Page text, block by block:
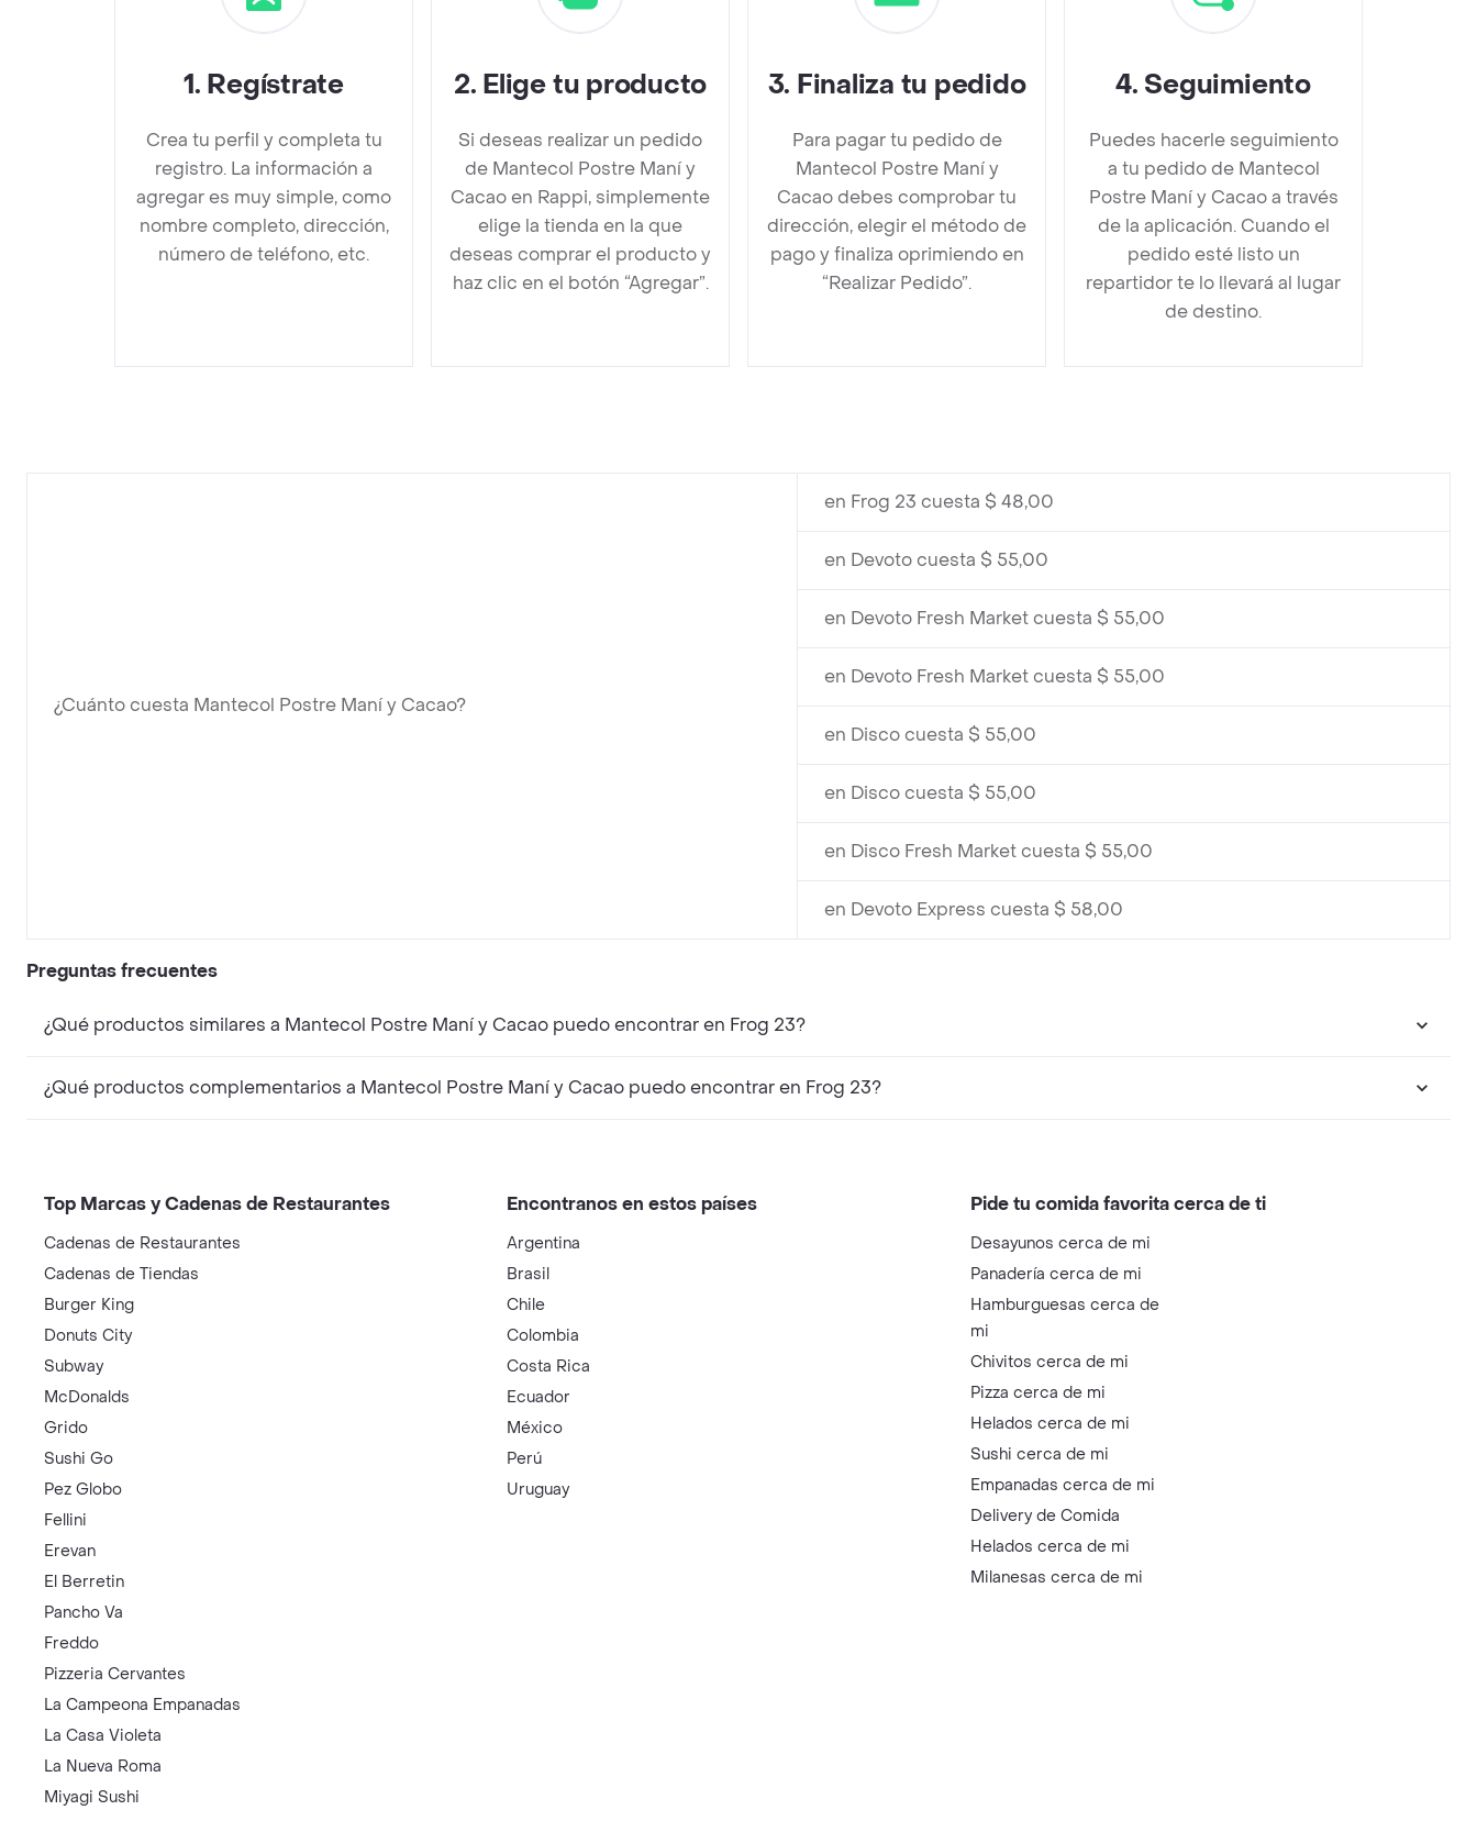
1. Regístrate
Crea tu perfil y completa tu
registro. La información a
agregar es muy simple, como
nombre completo, dirección,
número de teléfono, etc.
2. Elige tu producto
Si deseas realizar un pedido
de Mantecol Postre Maní y
Cacao en Rappi, simplemente
elige la tienda en la que
deseas comprar el producto y
haz clic en el botón “Agregar”.
3. Finaliza tu pedido
Para pagar tu pedido de
Mantecol Postre Maní y
Cacao debes comprobar tu
dirección, elegir el método de
pago y finaliza oprimiendo en
“Realizar Pedido”.
4. Seguimiento
Puedes hacerle seguimiento
a tu pedido de Mantecol
Postre Maní y Cacao a través
de la aplicación. Cuando el
pedido esté listo un
repartidor te lo llevará al lugar
de destino.
¿Cuánto cuesta Mantecol Postre Maní y Cacao?
en Frog 23 cuesta $ 48,00
en Devoto cuesta $ 55,00
en Devoto Fresh Market cuesta $ 55,00
en Devoto Fresh Market cuesta $ 55,00
en Disco cuesta $ 55,00
en Disco cuesta $ 55,00
en Disco Fresh Market cuesta $ 55,00
en Devoto Express cuesta $ 58,00
Preguntas frecuentes
¿Qué productos similares a Mantecol Postre Maní y Cacao puedo encontrar en Frog 23?
¿Qué productos complementarios a Mantecol Postre Maní y Cacao puedo encontrar en Frog 23?
Top Marcas y Cadenas de Restaurantes
Cadenas de Restaurantes
Cadenas de Tiendas
Burger King
Donuts City
Subway
McDonalds
Grido
Sushi Go
Pez Globo
Fellini
Erevan
El Berretin
Pancho Va
Freddo
Pizzeria Cervantes
La Campeona Empanadas
La Casa Violeta
La Nueva Roma
Miyagi Sushi
Encontranos en estos países
Argentina
Brasil
Chile
Colombia
Costa Rica
Ecuador
México
Perú
Uruguay
Pide tu comida favorita cerca de ti
Desayunos cerca de mi
Panadería cerca de mi
Hamburguesas cerca de
mi
Chivitos cerca de mi
Pizza cerca de mi
Helados cerca de mi
Sushi cerca de mi
Empanadas cerca de mi
Delivery de Comida
Helados cerca de mi
Milanesas cerca de mi